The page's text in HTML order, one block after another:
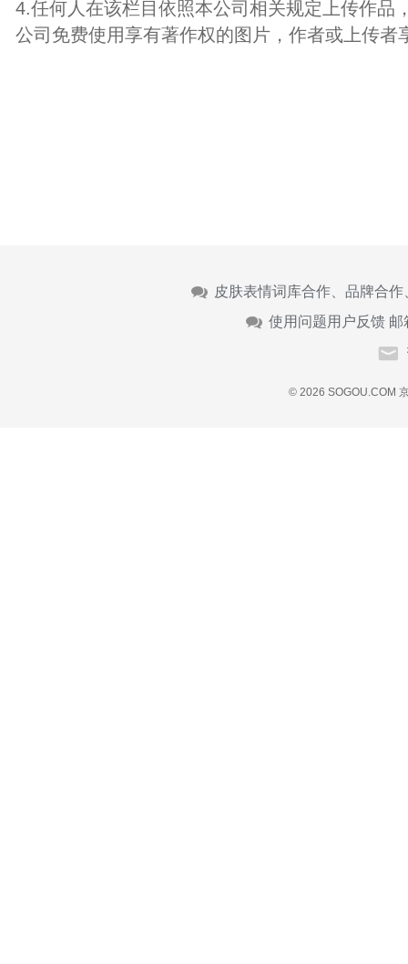
4.任何人在该栏目依照本公司相关规定上传作品
公司免费使用享有著作权的图片，作者或上传者
皮肤表情词库合作、品牌合
使用问题用户反馈 邮
© 2026 SOGOU.COM